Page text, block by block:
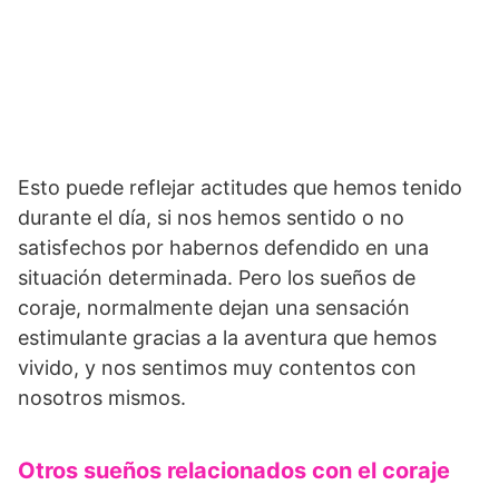
Esto puede refle­jar actitudes que hemos tenido
durante el día, si nos hemos sentido o no
satisfechos por habernos defendido en una
situación determina­da. Pero los sueños de
coraje, normalmente dejan una sensación
estimu­lante gracias a la aventura que hemos
vivido, y nos sentimos muy con­tentos con
nosotros mismos.
Otros sueños relacionados con el coraje